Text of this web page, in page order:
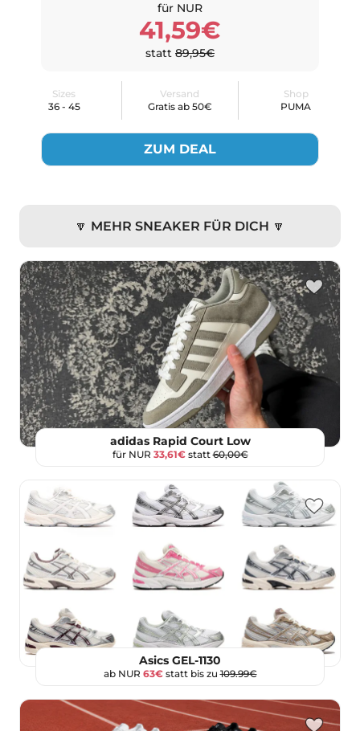
für NUR
41,59€
statt 89,95€
Sizes
36 - 45
Versand
Gratis ab 50€
Shop
PUMA
ZUM DEAL
🔽 MEHR SNEAKER FÜR DICH 🔽
adidas Rapid Court Low
für NUR 33,61€statt60,00€
Asics GEL-1130
ab NUR 63€statt bis zu109.99€